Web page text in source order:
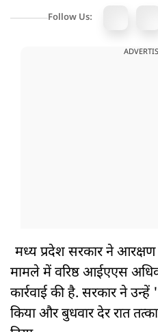
Follow Us:
मध्य प्रदेश सरकार ने आरक्षण
मामले में वरिष्ठ आईएएस
कार्रवाई की है. सरकार ने
किया और बुधवार देर रात